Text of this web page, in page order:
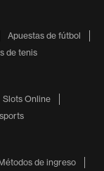
Apuestas de fútbol
de tenis
Slots Online
de ingreso